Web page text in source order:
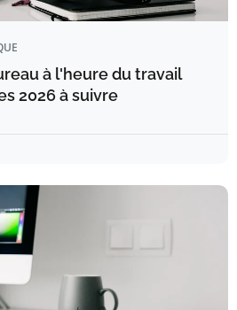
à l'heure du travail
2026 à suivre